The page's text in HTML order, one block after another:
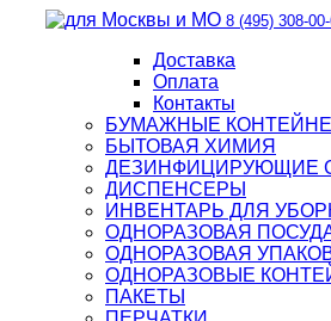
8 (495) 308-
Доставка
Оплата
Контакты
БУМАЖНЫЕ
БЫТОВАЯ ХИМИЯ
ДЕЗИНФИЦИРУЮЩИЕ
ДИСПЕНСЕРЫ
ИНВЕНТАРЬ ДЛЯ
ОДНОРАЗОВАЯ
ОДНОРАЗОВАЯ
ОДНОРАЗОВЫЕ
ПАКЕТЫ